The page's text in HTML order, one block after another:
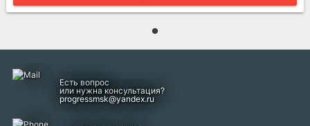
Есть вопрос
или нужна консультация?
progressmsk@yandex.ru